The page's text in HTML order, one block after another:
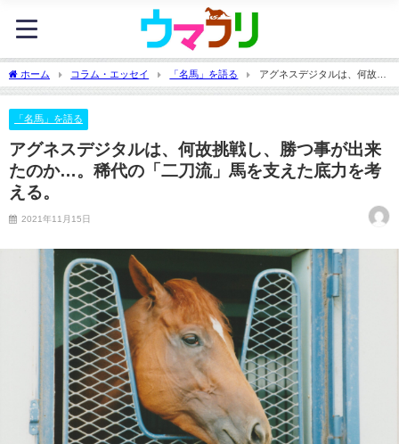
ホーム コラム・エッセイ 「名馬」を語る
アグネスデジタルは、何故挑
戦し、勝つ事が出来たのか…。稀代の「二刀流」馬を支えた底力を考える。
「名馬」を語る
アグネスデジタルは、何故挑戦し、勝つ事が出来
たのか…。稀代の「二刀流」馬を支えた底力を考
える。
2021年11月15日